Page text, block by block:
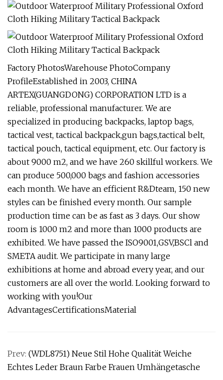
Factory PhotosWarehouse PhotoCompany
ProfileEstablished in 2003, CHINA
ARTEX(GUANGDONG) CORPORATION LTD is a
reliable, professional manufacturer. We are
specialized in producing backpacks, laptop bags,
tactical vest, tactical backpack,gun bags,tactical belt,
tactical pouch, tactical equipment, etc. Our factory is
about 9000 m2, and we have 260 skillful workers. We
can produce 500,000 bags and fashion accessories
each month. We have an efficient R&Dteam, 150 new
styles can be finished every month. Our sample
production time can be as fast as 3 days. Our show
room is 1000 m2 and more than 1000 products are
exhibited. We have passed the ISO9001,GSV,BSCl and
SMETA audit. We participate in many large
exhibitions at home and abroad every year, and our
customers are all over the world. Looking forward to
working with you!Our
AdvantagesCertificationsMaterial
Prev: (WDL8751) Neue Stil Hohe Qualität Weiche
Echtes Leder Braun Farbe Frauen Umhängetasche